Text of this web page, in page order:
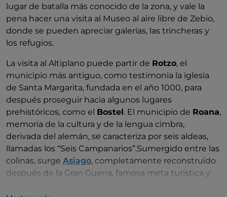
lugar de batalla más conocido de la zona, y vale la
pena hacer una visita al Museo al aire libre de Zebio,
donde se pueden apreciar galerías, las trincheras y
los refugios.
La visita al Altiplano puede partir de Rotzo, el
municipio más antiguo, como testimonia la iglesia
de Santa Margarita, fundada en el año 1000, para
después proseguir hacia algunos lugares
prehistóricos, como el Bostel . El municipio de Roana,
memoria de la cultura y de la lengua cimbra,
derivada del alemán, se caracteriza por seis aldeas,
llamadas los “Seis Campanarios”.Sumergido entre las
colinas, surge Asiago, completamente reconstruido
después de la Gran Guerra, famosa meta turística y